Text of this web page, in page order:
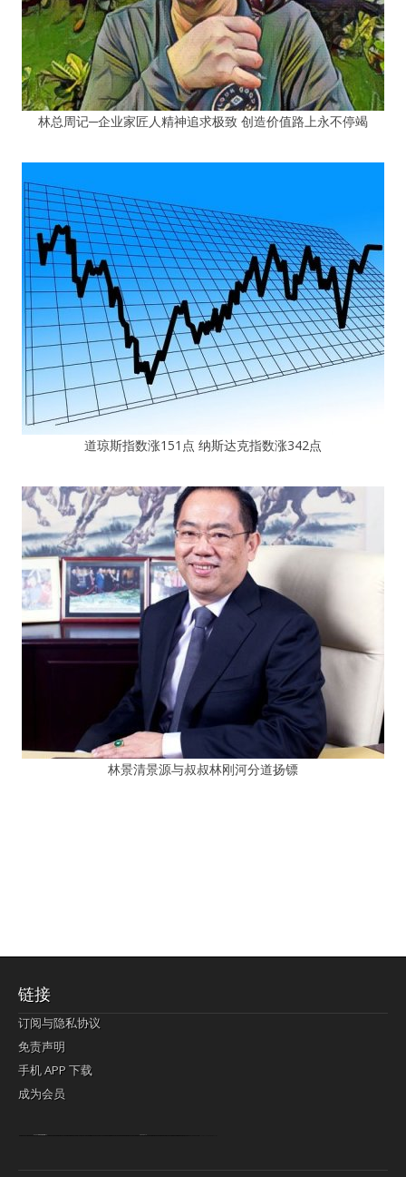
林总周记─企业家匠人精神追求极致 创造价值路上永不停竭
道琼斯指数涨151点 纳斯达克指数涨342点
林景清景源与叔叔林刚河分道扬镖
链接
订阅与隐私协议
免责声明
手机 APP 下载
成为会员